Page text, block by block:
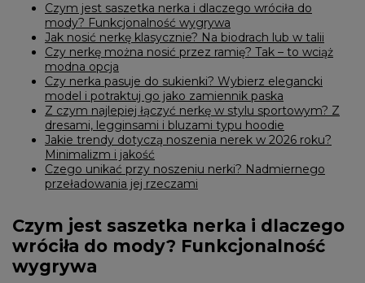
Czym jest saszetka nerka i dlaczego wróciła do
mody? Funkcjonalność wygrywa
Jak nosić nerkę klasycznie? Na biodrach lub w talii
Czy nerkę można nosić przez ramię? Tak – to wciąż
modna opcja
Czy nerka pasuje do sukienki? Wybierz elegancki
model i potraktuj go jako zamiennik paska
Z czym najlepiej łączyć nerkę w stylu sportowym? Z
dresami, legginsami i bluzami typu hoodie
Jakie trendy dotyczą noszenia nerek w 2026 roku?
Minimalizm i jakość
Czego unikać przy noszeniu nerki? Nadmiernego
przeładowania jej rzeczami
Czym jest saszetka nerka i dlaczego
wróciła do mody? Funkcjonalność
wygrywa